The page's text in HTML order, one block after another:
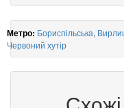
Метро: Бориспільська,
Червоний хутір